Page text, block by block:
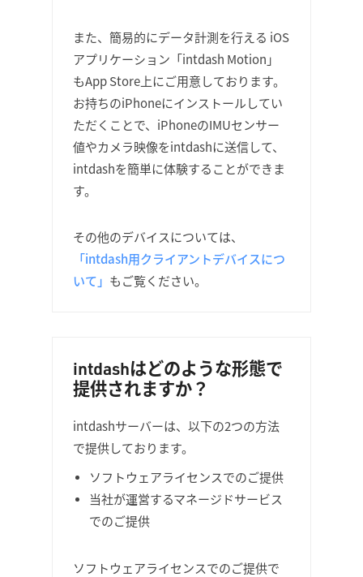
また、簡易的にデータ計測を行える iOS
アプリケーション「intdash Motion」
もApp Store上にご用意しております。
お持ちのiPhoneにインストールしてい
ただくことで、iPhoneのIMUセンサー
値やカメラ映像をintdashに送信して、
intdashを簡単に体験することができま
す。
その他のデバイスについては、
「intdash用クライアントデバイスにつ
いて」 もご覧ください。
intdashはどのような形態で
提供されますか？
intdashサーバーは、以下の2つの方法
で提供しております。
ソフトウェアライセンスでのご提供
当社が運営するマネージドサービス
でのご提供
ソフトウェアライセンスでのご提供で